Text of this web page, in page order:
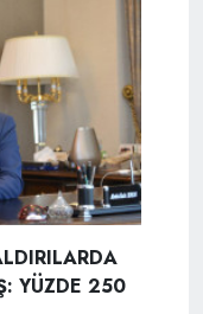
YÜZDE 250